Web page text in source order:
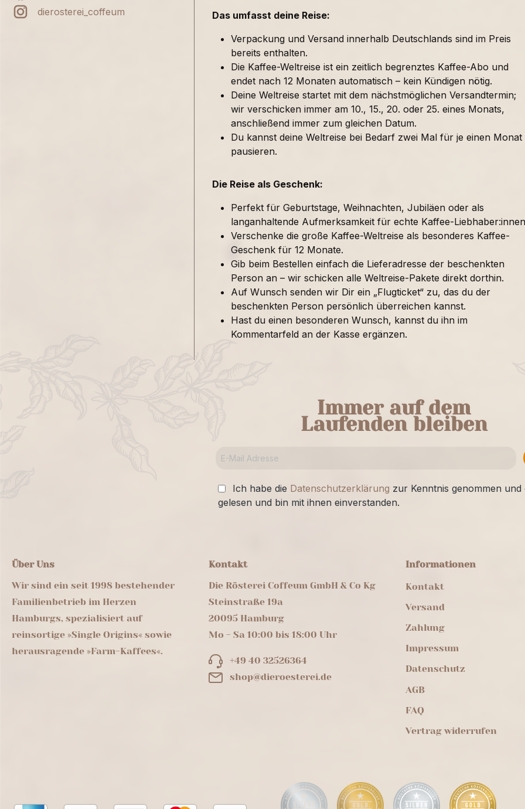
dierosterei_coffeum
Das umfasst deine Reise:
Verpackung und Versand innerhalb Deutschlands sind im Preis
bereits enthalten.
Die Kaffee-Weltreise ist ein zeitlich begrenztes Kaffee-Abo und
endet nach 12 Monaten automatisch – kein Kündigen nötig.
Deine Weltreise startet mit dem nächstmöglichen Versandtermin;
wir verschicken immer am 10., 15., 20. oder 25. eines Monats,
anschließend immer zum gleichen Datum.
Du kannst deine Weltreise bei Bedarf zwei Mal für je einen Monat
pausieren.
Die Reise als Geschenk:
Perfekt für Geburtstage, Weihnachten, Jubiläen oder als
langanhaltende Aufmerksamkeit für echte Kaffee-
Verschenke die große Kaffee-Weltreise als besonderes Kaffee-
Geschenk für 12 Monate.
Gib beim Bestellen einfach die Lieferadresse der beschenkten
Person an – wir schicken alle Weltreise-Pakete direkt dorthin.
Auf Wunsch senden wir Dir ein „Flugticket“ zu, das du der
beschenkten Person persönlich überreichen kannst.
Hast du einen besonderen Wunsch, kannst du ihn im
Kommentarfeld an der Kasse ergänzen.
Immer auf dem
Laufenden bleiben
Ich habe die Datenschutzerklärung zur Kenntnis genommen
gelesen und bin mit ihnen einverstanden.
Über Uns
Wir sind ein seit 1998 bestehender
Familienbetrieb im Herzen
Hamburgs, spezialisiert auf
reinsortige »Single Origins« sowie
herausragende »Farm-Kaffees«.
Kontakt
Die Rösterei Coffeum GmbH & Co Kg
Steinstraße 19a
20095 Hamburg
Mo - Sa 10:00 bis 18:00 Uhr
+49 40 32526364
shop@dieroesterei.de
Informationen
Kontakt
Versand
Zahlung
Impressum
Datenschutz
AGB
FAQ
Vertrag widerrufen